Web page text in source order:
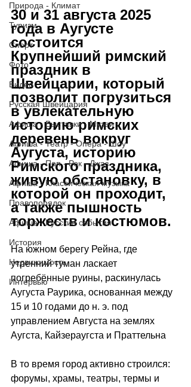
Природа - Климат
Туризм
Спорт
Фото
Видео
Русская Швейцария
Афиша - Выставки - Музеи
Афиша - Театр - Опера - Шоу
Афиша - Поп - Рок - Джаз
Афиша - Классическая музыка
Правопорядок
Афиша - Русские события
История
Недвижимость
Интервью
30 и 31 августа 2025
года в Аугусте
состоится
Крупнейший римский
праздник в
Швейцарии, который
позволит погрузиться
в увлекательную
историю римских
деревень вокруг
Аугуста, историю
Римского праздника,
живую обстановку, в
которой он проходит,
а также пышность
торжеств и костюмов.
На южном берегу Рейна, где
утренний туман ласкает
погребённые руины, раскинулась
Аугуста Раурика, основанная между
15 и 10 годами до н. э. под
управлением Августа на землях
Аугста, Кайзераугста и Праттельна
В то время город активно строился:
форумы, храмы, театры, термы и